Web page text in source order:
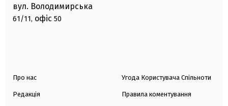
вул. Володимирська
61/11, офіс 50
Про нас
Редакція
Угода Користувача Спільноти
Правила коментування